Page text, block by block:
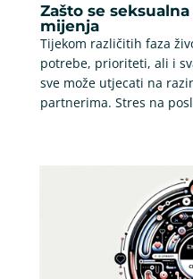
Zašto se
mijenja
Tijekom različitih faza
potrebe, prioriteti, ali i
sve može utjecati na
partnerima. Stres na